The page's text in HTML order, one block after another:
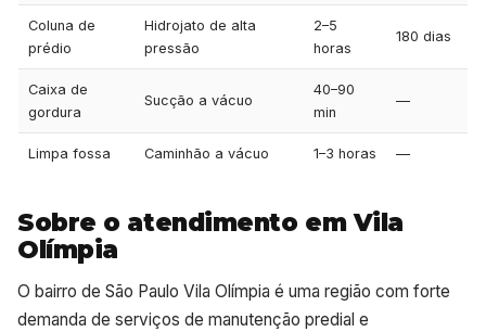
Coluna de
prédio
Hidrojato de alta
pressão
2–5
horas
180 dias
Caixa de
gordura
Sucção a vácuo
40–90
min
—
Limpa fossa Caminhão a vácuo 1–3 horas —
Sobre o atendimento em Vila
Olímpia
O bairro de São Paulo Vila Olímpia é uma região com forte
demanda de serviços de manutenção predial e